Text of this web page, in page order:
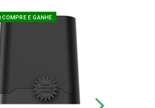
COMPRE E GANHE